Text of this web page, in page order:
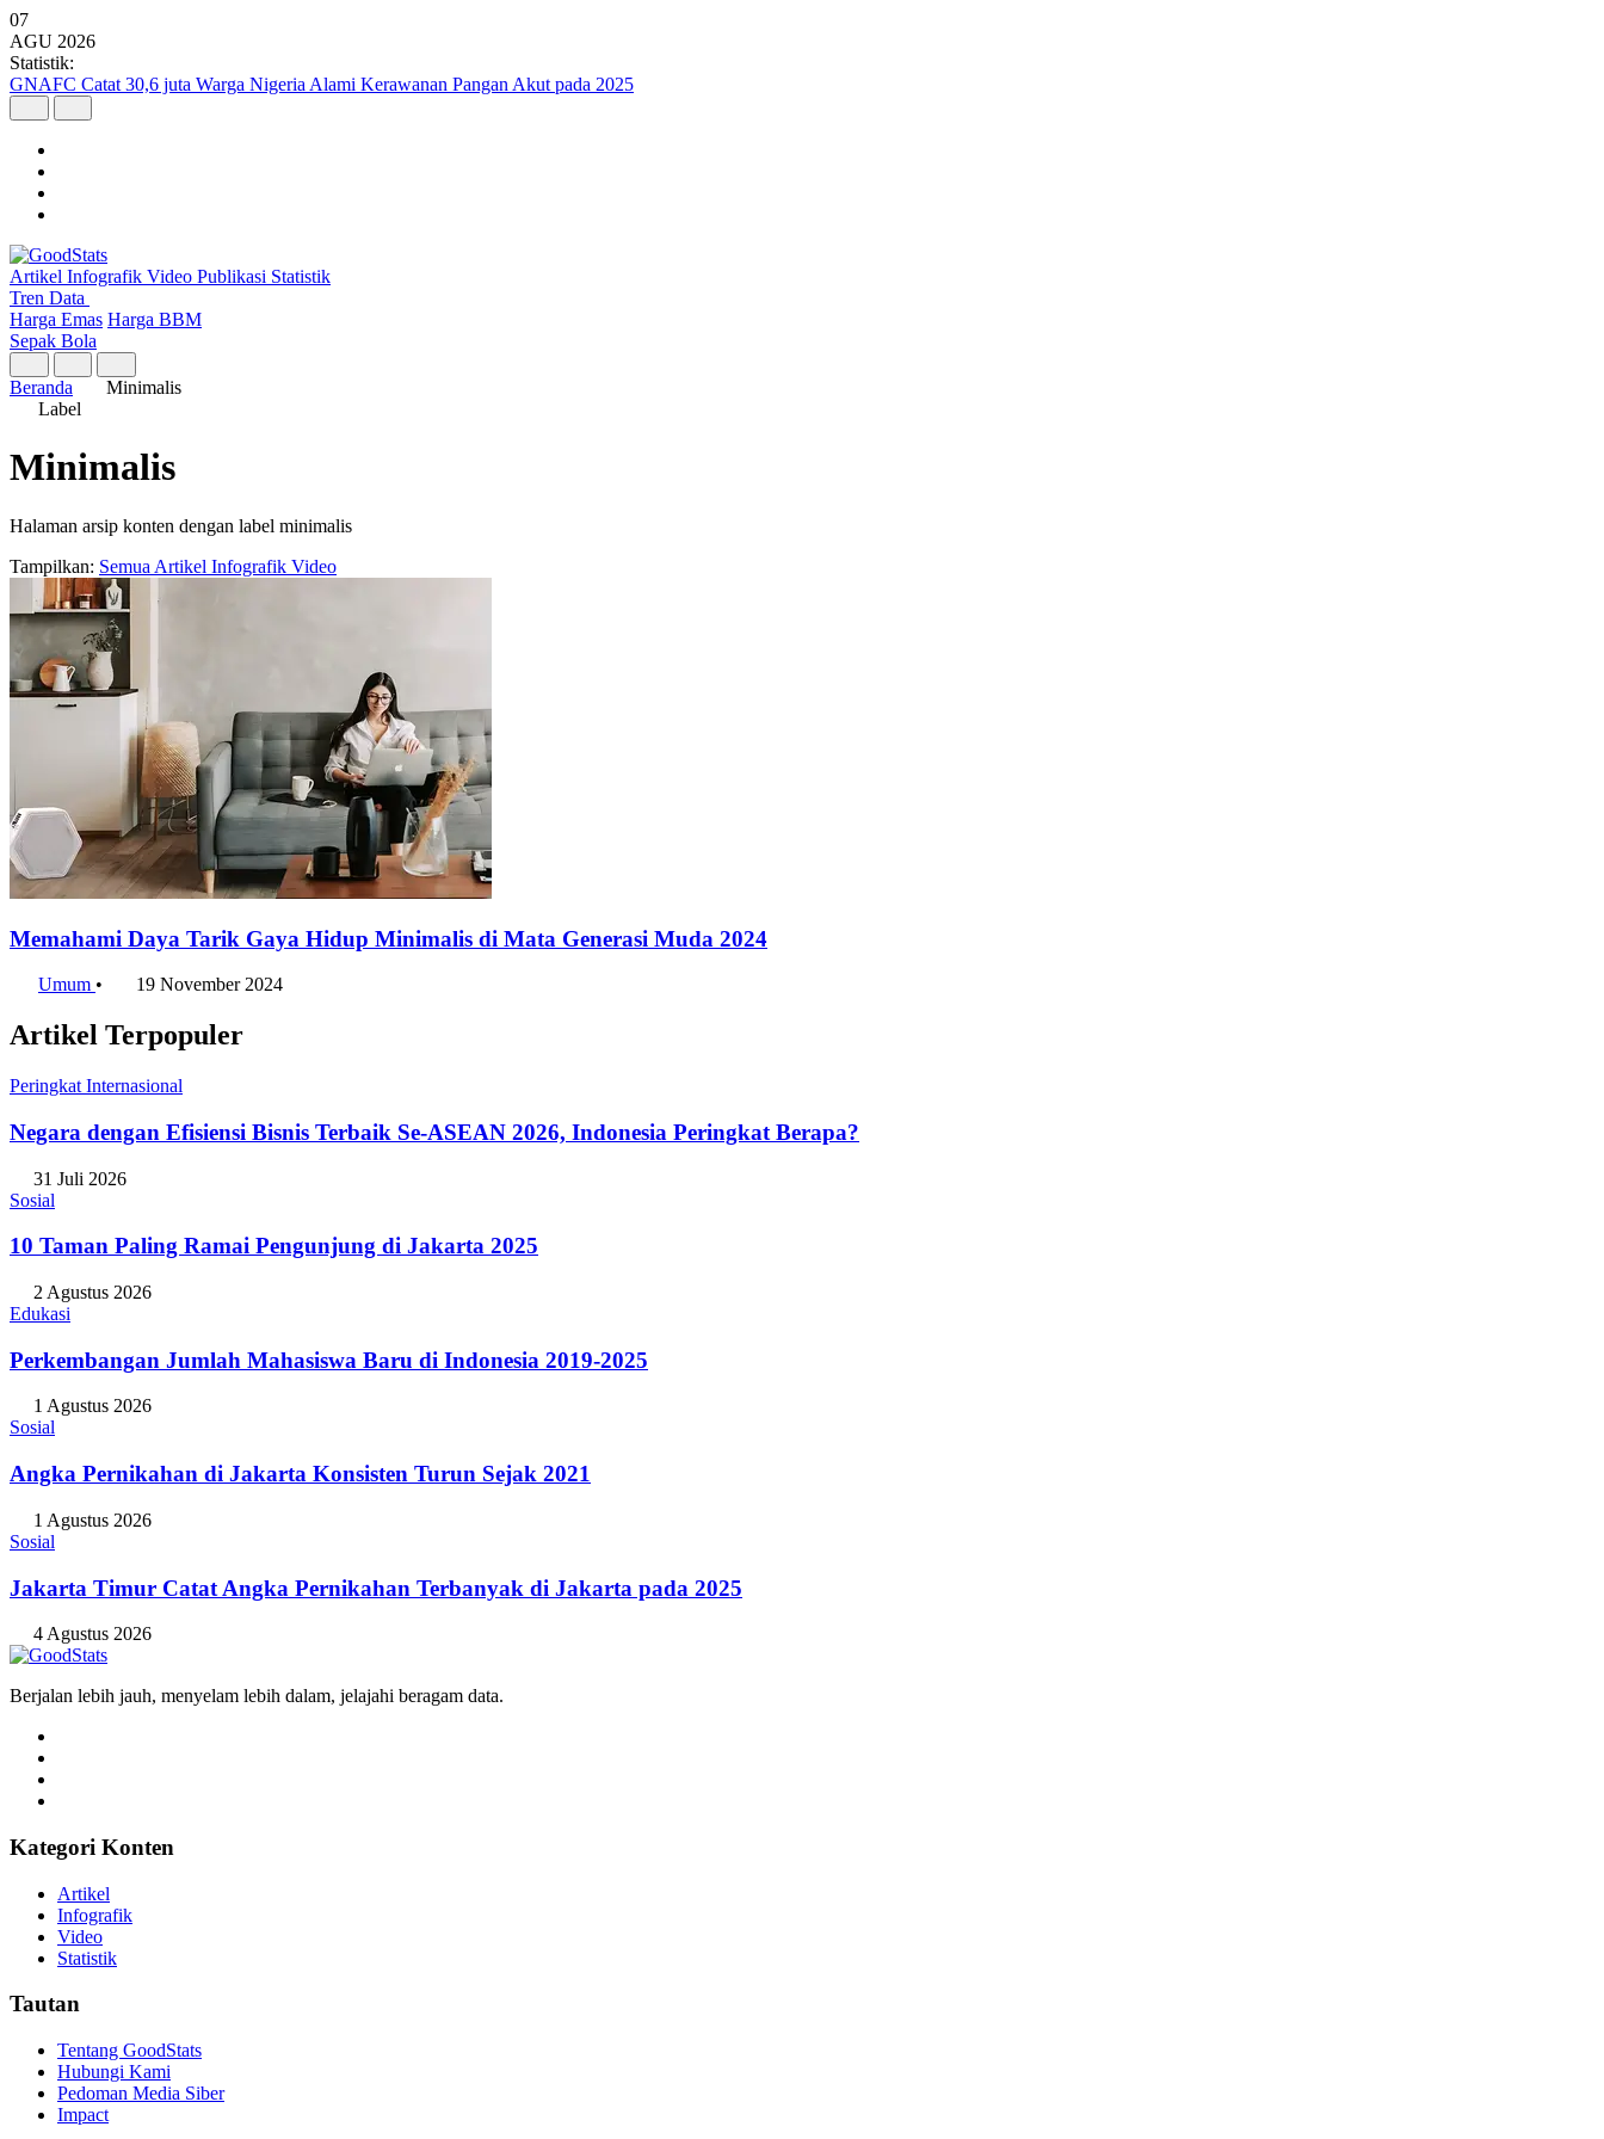
07
AGU 2026
Statistik:
GNAFC Catat 30,6 juta Warga Nigeria Alami Kerawanan Pangan Akut pada 2025
Artikel Infografik Video Publikasi Statistik
Tren Data
Harga Emas Harga BBM
Sepak Bola
Beranda
Minimalis
Label
Minimalis
Halaman arsip konten dengan label minimalis
Tampilkan: Semua Artikel Infografik Video
Memahami Daya Tarik Gaya Hidup Minimalis di Mata Generasi Muda 2024
Umum • 19 November 2024
Artikel Terpopuler
Peringkat Internasional
Negara dengan Efisiensi Bisnis Terbaik Se-ASEAN 2026, Indonesia Peringkat Berapa?
31 Juli 2026
Sosial
10 Taman Paling Ramai Pengunjung di Jakarta 2025
2 Agustus 2026
Edukasi
Perkembangan Jumlah Mahasiswa Baru di Indonesia 2019-2025
1 Agustus 2026
Sosial
Angka Pernikahan di Jakarta Konsisten Turun Sejak 2021
1 Agustus 2026
Sosial
Jakarta Timur Catat Angka Pernikahan Terbanyak di Jakarta pada 2025
4 Agustus 2026
Berjalan lebih jauh, menyelam lebih dalam, jelajahi beragam data.
Kategori Konten
Artikel
Infografik
Video
Statistik
Tautan
Tentang GoodStats
Hubungi Kami
Pedoman Media Siber
Impact